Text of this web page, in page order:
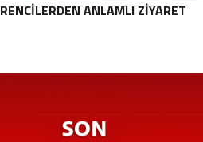
ANLAMLI ZIYARET